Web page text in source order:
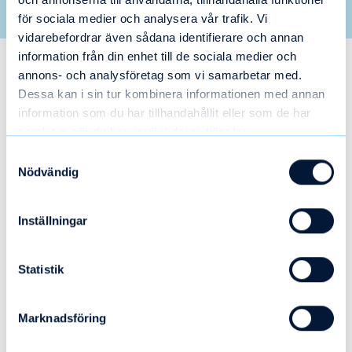
för sociala medier och analysera vår trafik. Vi
vidarebefordrar även sådana identifierare och annan
information från din enhet till de sociala medier och
annons- och analysföretag som vi samarbetar med.
Dessa kan i sin tur kombinera informationen med annan
information som du har tillhandahållit eller som de har
Nödvändig
Inställningar
Statistik
Marknadsföring
Relaterade artiklar